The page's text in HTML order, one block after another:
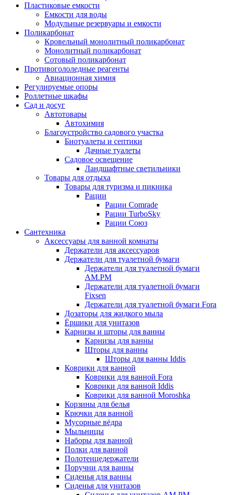
Пластиковые емкости
Емкости для воды
Модульные резервуары и емкости
Поликарбонат
Кровельный монолитный поликарбонат
Монолитный поликарбонат
Сотовый поликарбонат
Противогололедные реагенты
Авиационная химия
Регулируемые опоры
Роллетные шкафы
Сад и досуг
Автотовары
Автохимия
Благоустройство садового участка
Биотуалеты и септики
Дачные туалеты
Садовое освещение
Ландшафтные светильники
Товары для отдыха
Товары для туризма и пикника
Рации
Рации Comrade
Рации TurboSky
Рации Союз
Сантехника
Аксессуары для ванной комнаты
Держатели для аксессуаров
Держатели для туалетной бумаги
Держатели для туалетной бумаги
AM.PM
Держатели для туалетной бумаги
Fixsen
Держатели для туалетной бумаги Fora
Дозаторы для жидкого мыла
Ёршики для унитазов
Карнизы и шторы для ванны
Карнизы для ванны
Шторы для ванны
Шторы для ванны Iddis
Коврики для ванной
Коврики для ванной Fora
Коврики для ванной Iddis
Коврики для ванной Moroshka
Корзины для белья
Крючки для ванной
Мусорные вёдра
Мыльницы
Наборы для ванной
Полки для ванной
Полотенцедержатели
Поручни для ванны
Сиденья для ванны
Сиденья для унитазов